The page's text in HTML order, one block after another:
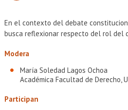
En el contexto del debate
busca reflexionar respecto del rol del
Modera
María Soledad Lagos Ochoa
Académica Facultad de Derecho,
Participan